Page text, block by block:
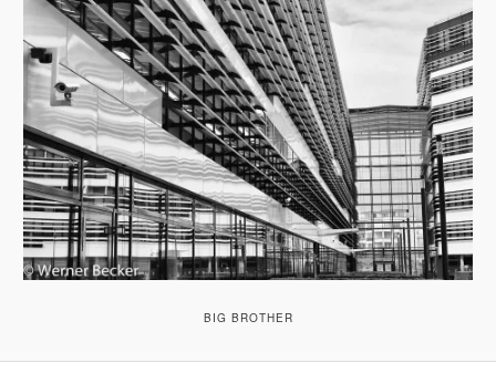
BIG BROTHER